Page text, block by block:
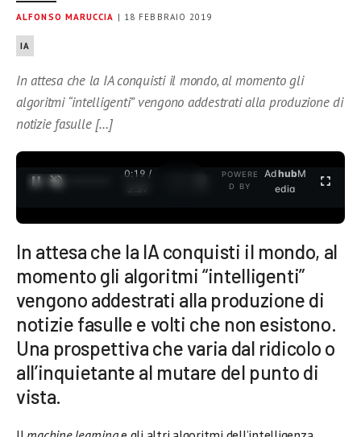
ALFONSO MARUCCIA | 18 FEBBRAIO 2019
IA
In attesa che la IA conquisti il mondo, al momento gli
algoritmi “intelligenti” vengono addestrati alla produzione di
notizie fasulle […]
0:19 /
3:37
POWERE
D BY
AdhubM
edia
In attesa che la IA conquisti il mondo, al
momento gli algoritmi “intelligenti”
vengono addestrati alla produzione di
notizie fasulle e volti che non esistono.
Una prospettiva che varia dal ridicolo o
all’inquietante al mutare del punto di
vista.